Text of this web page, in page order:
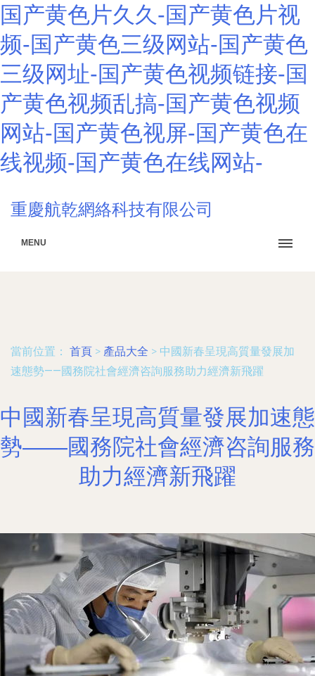
国产黄色片久久-国产黄色片视
频-国产黄色三级网站-国产黄色
三级网址-国产黄色视频链接-国
产黄色视频乱搞-国产黄色视频
网站-国产黄色视屏-国产黄色在
线视频-国产黄色在线网站-
重慶航乾網絡科技有限公司
MENU
當前位置： 首頁 > 產品大全 > 中國新春呈現高質量發展加
速態勢——國務院社會經濟咨詢服務助力經濟新飛躍
中國新春呈現高質量發展加速態
勢——國務院社會經濟咨詢服務
助力經濟新飛躍